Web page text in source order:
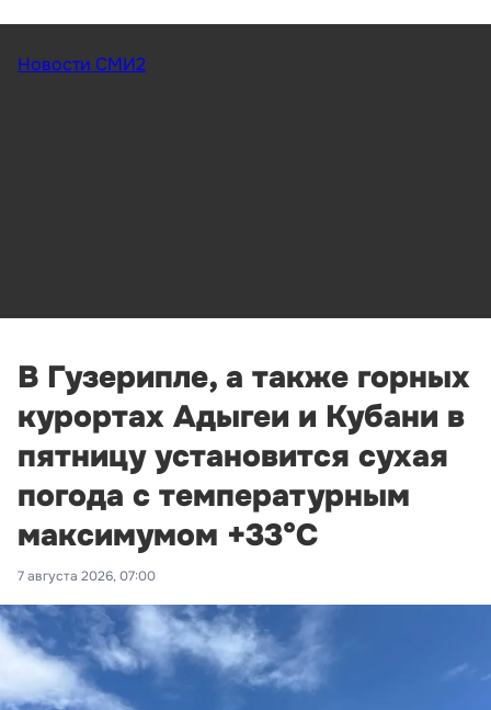
Новости СМИ2
В Гузерипле, а также горных
курортах Адыгеи и Кубани в
пятницу установится сухая
погода с температурным
максимумом +33°С
7 августа 2026, 07:00